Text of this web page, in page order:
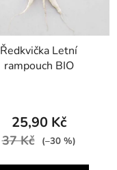
Ředkvička Letní
rampouch BIO
25,90 Kč
37 Kč (–30 %)